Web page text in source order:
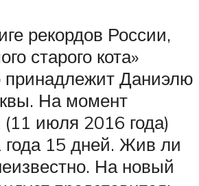
рекордов России,
старого кота»
Даниэлю
На момент
(11 июля 2016 года)
15 дней. Жив ли
На новый